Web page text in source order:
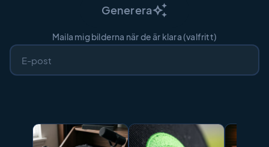
Genereraauto_awesome
Maila mig bilderna när de är klara (valfritt)